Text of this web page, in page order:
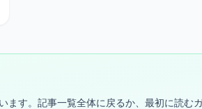
す。記事一覧全体に戻るか、最初に読む